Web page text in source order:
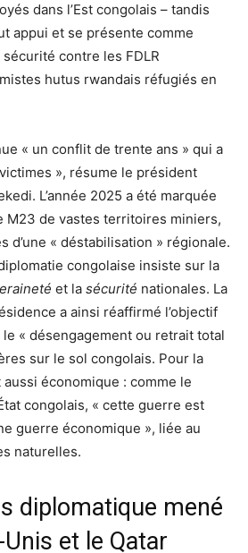
dans l’Est congolais – tandis
appui et se présente comme
contre les FDLR
hutus rwandais réfugiés en
« un conflit de trente ans » qui a
», résume le président
L’année 2025 a été marquée
M23 de vastes territoires miniers,
d’une « déstabilisation » régionale.
congolaise insiste sur la
et la sécurité nationales. La
a ainsi réaffirmé l’objectif
« désengagement ou retrait total
sur le sol congolais. Pour la
économique : comme le
congolais, « cette guerre est
guerre économique », liée au
naturelles.
diplomatique mené
et le Qatar